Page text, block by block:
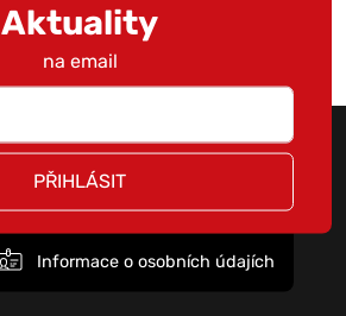
Aktuality
na email
PŘIHLÁSIT
Informace o osobních údajích